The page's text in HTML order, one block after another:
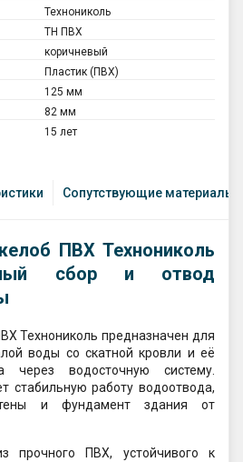
Технониколь
ТН ПВХ
коричневый
Пластик (ПВХ)
125 мм
82 мм
15 лет
Сопутствующие материалы
ПВХ Технониколь
сбор и отвод
Технониколь предназначен для
воды со скатной кровли и её
через водосточную систему.
стабильную работу водоотвода,
и фундамент здания от
прочного ПВХ, устойчивого к